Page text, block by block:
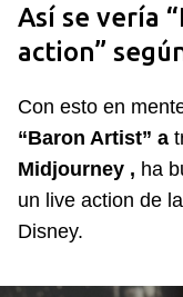
Así se vería
action”
Con esto en
“Baron Artist” a
Midjourney , ha
un live action de
Disney.